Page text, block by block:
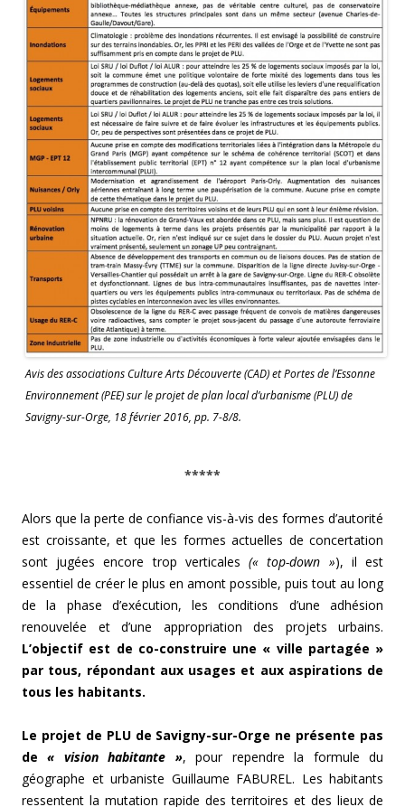
Avis des associations Culture Arts Découverte (CAD) et Portes de l’Essonne
Environnement (PEE) sur le projet de plan local d’urbanisme (PLU) de
Savigny-sur-Orge, 18 février 2016, pp. 7-8/8.
*****
Alors que la perte de confiance vis-à-vis des formes d’autorité
est croissante, et que les formes actuelles de concertation
sont jugées encore trop verticales(« top-down »), il est
essentiel de créer le plus en amont possible, puis tout au long
de la phase d’exécution, les conditions d’une adhésion
renouvelée et d’une appropriation des projets urbains.
L’objectif est de co-construire une « ville partagée »
par tous, répondant aux usages et aux aspirations de
tous les habitants.
Le projet de PLU de Savigny-sur-Orge ne présente pas
de« vision habitante », pour rependre la formule du
géographe et urbaniste Guillaume FABUREL. Les habitants
ressentent la mutation rapide des territoires et des lieux de